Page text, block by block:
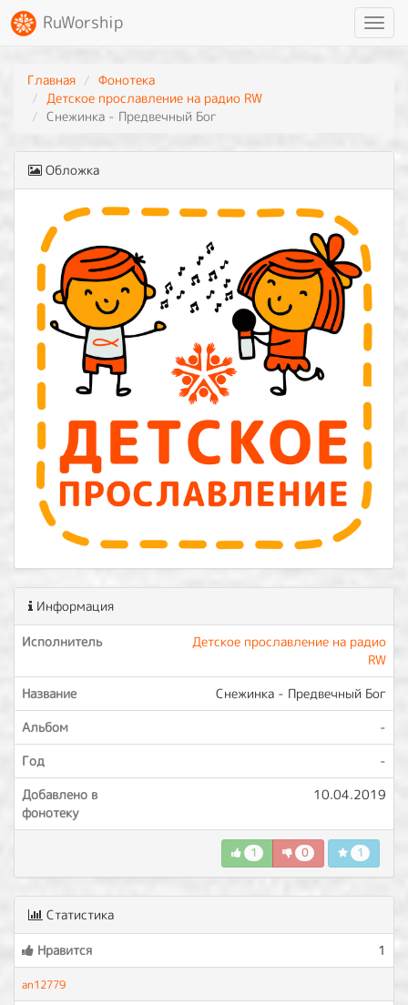
RuWorship
Главная
Фонотека
Детское прославление на радио RW
Снежинка - Предвечный Бог
Обложка
Информация
Исполнитель
Детское прославление на радио
RW
Название
Снежинка - Предвечный Бог
Альбом
-
Год
-
Добавлено в
фонотеку
10.04.2019
1 0 1
Статистика
Нравится 1
an12779